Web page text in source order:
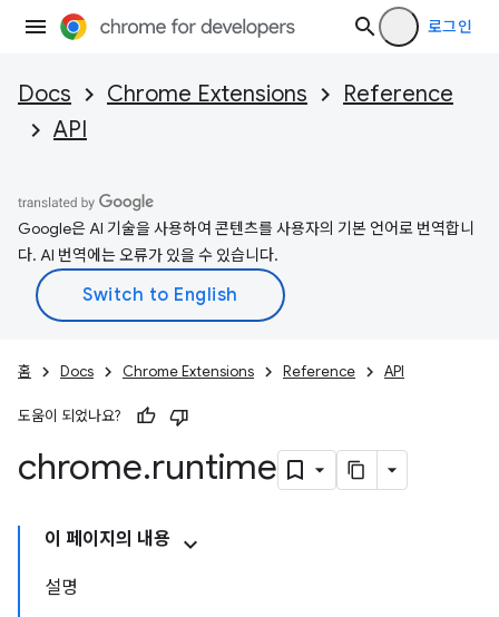
로그인
Docs Chrome Extensions
Reference
API
Google은 AI 기술을 사용하여 콘텐츠를 사용자의 기본 언어로 번역합니
다. AI 번역에는 오류가 있을 수 있습니다.
홈 Docs Chrome Extensions Reference API
도움이 되었나요?
chrome.runtime
이 페이지의 내용
설명